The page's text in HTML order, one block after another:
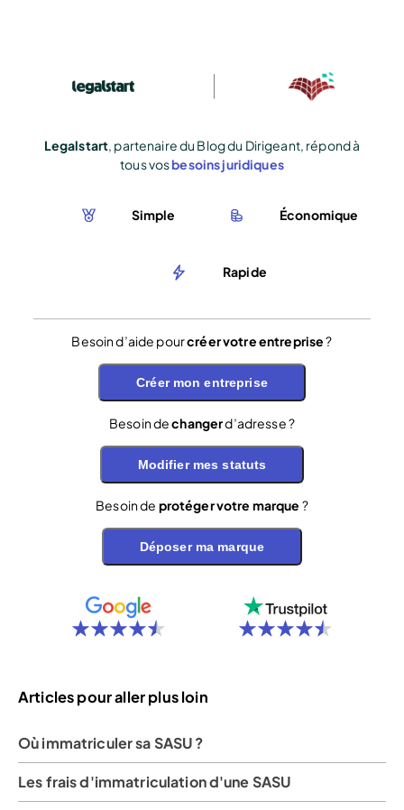
Legalstart, partenaire du Blog du Dirigeant, répond à
tous vosbesoins juridiques
Simple Économique
Rapide
Besoin d’aide pourcréer votre entreprise?
Créer mon entreprise
Besoin dechangerd’adresse ?
Modifier mes statuts
Besoin de protéger votre marque ?
Déposer ma marque
Articles pour aller plus loin
Où immatriculer sa SASU ?
Les frais d'immatriculation d'une SASU